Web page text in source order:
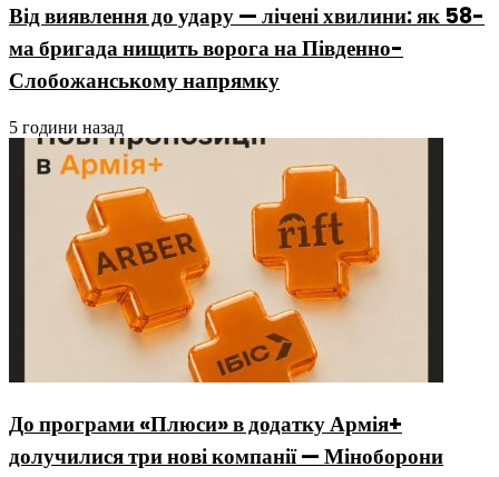
Від виявлення до удару — лічені хвилини: як 58-
ма бригада нищить ворога на Південно-
Слобожанському напрямку
5 години назад
До програми «Плюси» в додатку Армія+
долучилися три нові компанії — Міноборони